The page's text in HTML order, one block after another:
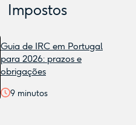
Impostos
Guia de IRC em Portugal
para 2026: prazos e
obrigações
9 minutos